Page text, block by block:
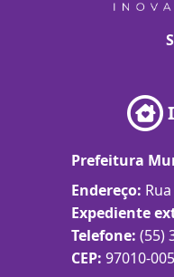
Prefeitura
Endereço:
Expediente
Telefone: (55)
CEP: 97010-005